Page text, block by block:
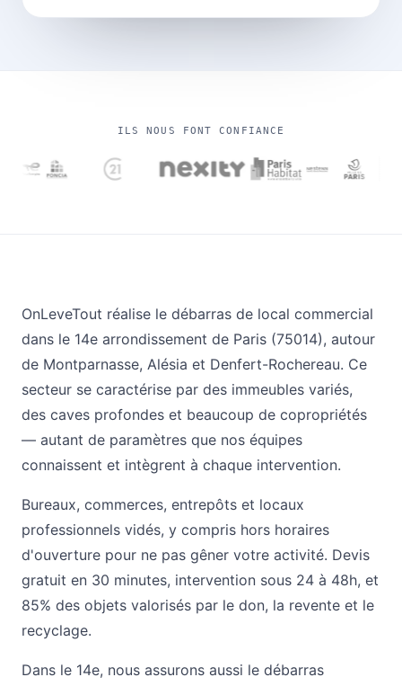
ILS NOUS FONT CONFIANCE
OnLeveTout réalise le débarras de local commercial
dans le 14e arrondissement de Paris (75014), autour
de Montparnasse, Alésia et Denfert-Rochereau. Ce
secteur se caractérise par des immeubles variés,
des caves profondes et beaucoup de copropriétés
— autant de paramètres que nos équipes
connaissent et intègrent à chaque intervention.
Bureaux, commerces, entrepôts et locaux
professionnels vidés, y compris hors horaires
d'ouverture pour ne pas gêner votre activité. Devis
gratuit en 30 minutes, intervention sous 24 à 48h, et
85% des objets valorisés par le don, la revente et le
recyclage.
Dans le 14e, nous assurons aussi le débarras